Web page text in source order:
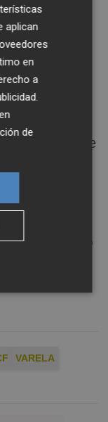
2018 a la
esa
las
el
parece
que las
de
21
: un nuevo
VARELA
aplican
en
a
de